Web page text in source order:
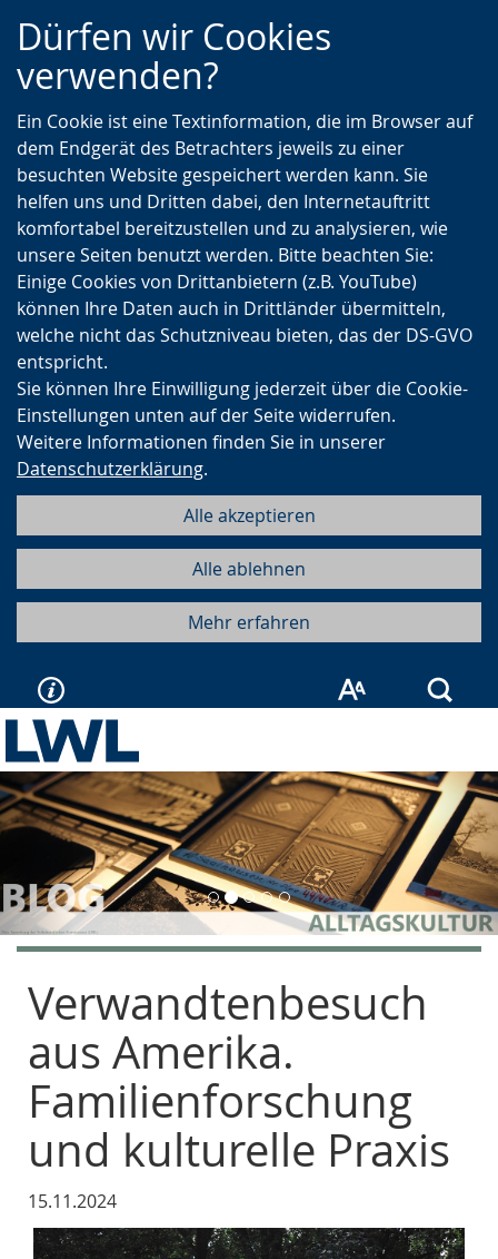
Zur
Hauptnavigation
Zur
Seitennavigation
Zum
Inhalt
Dürfen wir Cookies
verwenden?
Ein Cookie ist eine Textinformation, die im Browser auf
dem Endgerät des Betrachters jeweils zu einer
besuchten Website gespeichert werden kann. Sie
helfen uns und Dritten dabei, den Internetauftritt
komfortabel bereitzustellen und zu analysieren, wie
unsere Seiten benutzt werden. Bitte beachten Sie:
Einige Cookies von Drittanbietern (z.B. YouTube)
können Ihre Daten auch in Drittländer übermitteln,
welche nicht das Schutzniveau bieten, das der DS-GVO
entspricht.
Sie können Ihre Einwilligung jederzeit über die Cookie-
Einstellungen unten auf der Seite widerrufen.
Weitere Informationen finden Sie in unserer
Datenschutzerklärung.
Alle akzeptieren
Alle ablehnen
Mehr erfahren
Vorherige
Verwandtenbesuch
aus Amerika.
Familienforschung
und kulturelle Praxis
15.11.2024